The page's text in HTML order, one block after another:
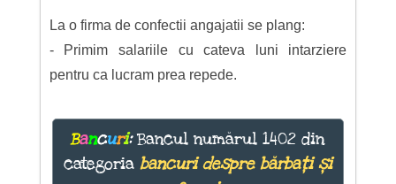
La o firma de confectii angajatii se plang:
- Primim salariile cu cateva luni intarziere
pentru ca lucram prea repede.
Bancuri:Bancul numărul 1402 din
categoria bancuri despre bărbați și